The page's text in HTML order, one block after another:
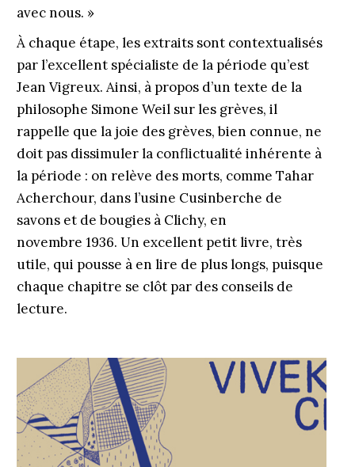
avec nous. »
À chaque étape, les extraits sont contextualisés
par l’excel­lent spécialiste de la période qu’est
Jean Vigreux. Ainsi, à propos d’un texte de la
philosophe Simone Weil sur les grèves, il
rappelle que la joie des grèves, bien connue, ne
doit pas dissimuler la conflictualité inhérente à
la période : on relève des morts, comme Tahar
Acherchour, dans l’usine Cusinberche de
savons et de bougies à Clichy, en
novembre 1936. Un excellent petit livre, très
utile, qui pousse à en lire de plus longs, puisque
chaque chapitre se clôt par des conseils de
lecture.